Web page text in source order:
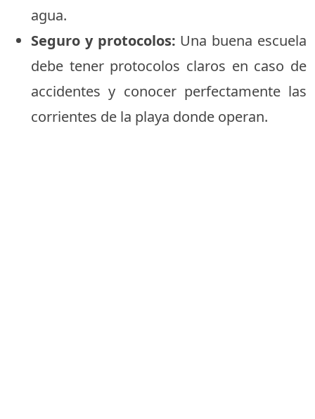
agua.
Seguro y protocolos: Una buena escuela
debe tener protocolos claros en caso de
accidentes y conocer perfectamente las
corrientes de la playa donde operan.